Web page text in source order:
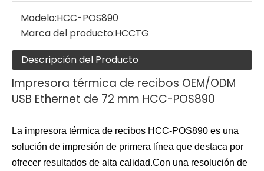
Modelo:HCC-POS890
Marca del producto:HCCTG
Descripción del Producto
Impresora térmica de recibos OEM/ODM
USB Ethernet de 72 mm HCC-POS890
La impresora térmica de recibos HCC-POS890 es una
solución de impresión de primera línea que destaca por
ofrecer resultados de alta calidad.Con una resolución de